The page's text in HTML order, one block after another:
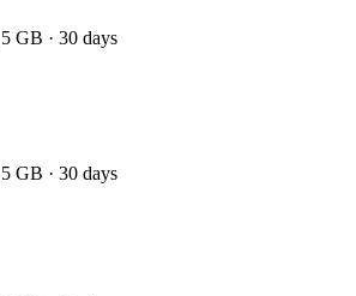
GB · 30 days
GB · 30 days